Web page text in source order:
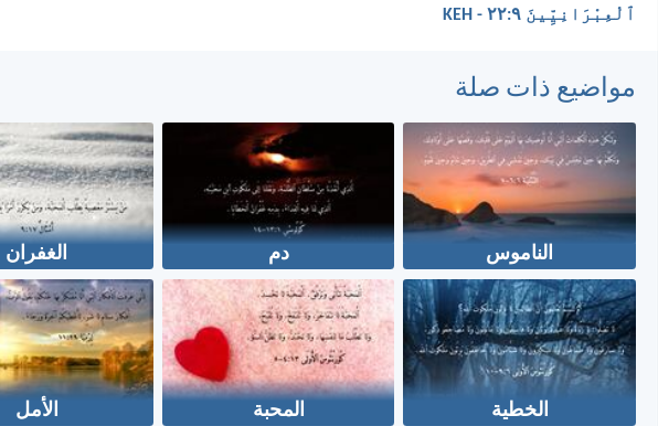
ٱلْعِبْرَانِيِّينَ ٩:‏٢٢ - KEH
مواضيع ذات صلة
الناموس دم الغفران
الخطية المحبة الأمل